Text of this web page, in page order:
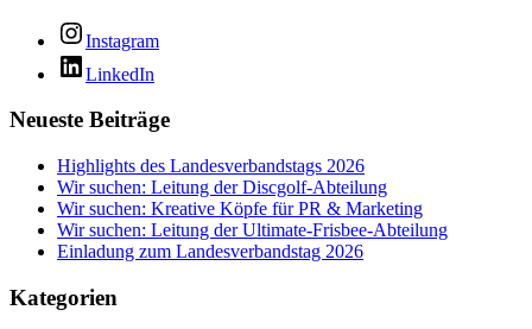
Instagram
LinkedIn
Neueste Beiträge
Highlights des Landesverbandstags 2026
Wir suchen: Leitung der Discgolf-Abteilung
Wir suchen: Kreative Köpfe für PR & Marketing
Wir suchen: Leitung der Ultimate-Frisbee-Abteilung
Einladung zum Landesverbandstag 2026
Kategorien